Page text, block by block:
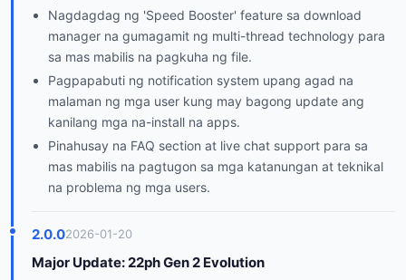
Nagdagdag ng 'Speed Booster' feature sa download
manager na gumagamit ng multi-thread technology para
sa mas mabilis na pagkuha ng file.
Pagpapabuti ng notification system upang agad na
malaman ng mga user kung may bagong update ang
kanilang mga na-install na apps.
Pinahusay na FAQ section at live chat support para sa
mas mabilis na pagtugon sa mga katanungan at teknikal
na problema ng mga users.
2.0.02026-01-20
Major Update: 22ph Gen 2 Evolution